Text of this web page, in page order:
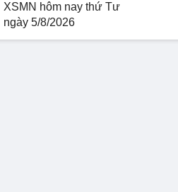
XSMN hôm nay thứ Tư
ngày 5/8/2026